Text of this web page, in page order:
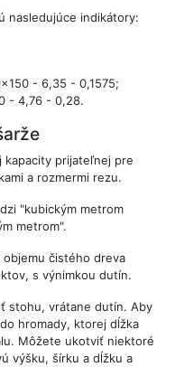
nasledujúce indikátory:
- 6,35 - 0,1575;
- 4,76 - 0,28.
kapacity prijateľnej pre
a rozmermi rezu.
"kubickým metrom
metrom".
čistého dreva
s výnimkou dutín.
stohu, vrátane dutín. Aby
hromady, ktorej dĺžka
Môžete ukotviť niektoré
výšku, šírku a dĺžku a